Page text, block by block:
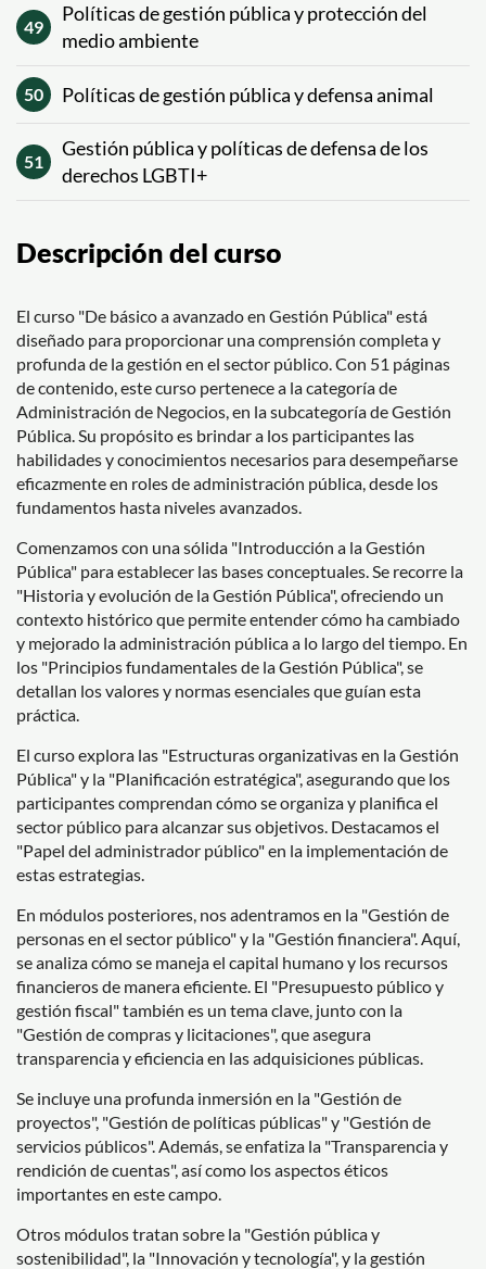
49
Políticas de gestión pública y protección del
medio ambiente
50 Políticas de gestión pública y defensa animal
51
Gestión pública y políticas de defensa de los
derechos LGBTI+
Descripción del curso
El curso "De básico a avanzado en Gestión Pública" está
diseñado para proporcionar una comprensión completa y
profunda de la gestión en el sector público. Con 51 páginas
de contenido, este curso pertenece a la categoría de
Administración de Negocios, en la subcategoría de Gestión
Pública. Su propósito es brindar a los participantes las
habilidades y conocimientos necesarios para desempeñarse
eficazmente en roles de administración pública, desde los
fundamentos hasta niveles avanzados.
Comenzamos con una sólida "Introducción a la Gestión
Pública" para establecer las bases conceptuales. Se recorre la
"Historia y evolución de la Gestión Pública", ofreciendo un
contexto histórico que permite entender cómo ha cambiado
y mejorado la administración pública a lo largo del tiempo. En
los "Principios fundamentales de la Gestión Pública", se
detallan los valores y normas esenciales que guían esta
práctica.
El curso explora las "Estructuras organizativas en la Gestión
Pública" y la "Planificación estratégica", asegurando que los
participantes comprendan cómo se organiza y planifica el
sector público para alcanzar sus objetivos. Destacamos el
"Papel del administrador público" en la implementación de
estas estrategias.
En módulos posteriores, nos adentramos en la "Gestión de
personas en el sector público" y la "Gestión financiera". Aquí,
se analiza cómo se maneja el capital humano y los recursos
financieros de manera eficiente. El "Presupuesto público y
gestión fiscal" también es un tema clave, junto con la
"Gestión de compras y licitaciones", que asegura
transparencia y eficiencia en las adquisiciones públicas.
Se incluye una profunda inmersión en la "Gestión de
proyectos", "Gestión de políticas públicas" y "Gestión de
servicios públicos". Además, se enfatiza la "Transparencia y
rendición de cuentas", así como los aspectos éticos
importantes en este campo.
Otros módulos tratan sobre la "Gestión pública y
sostenibilidad", la "Innovación y tecnología", y la gestión